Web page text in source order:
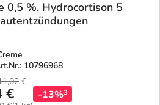
0,5 %, Hydrocortison 5
10796968
€
€ -13%3